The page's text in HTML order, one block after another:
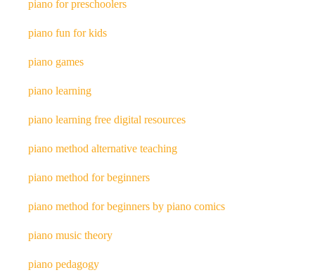
piano for preschoolers
piano fun for kids
piano games
piano learning
piano learning free digital resources
piano method alternative teaching
piano method for beginners
piano method for beginners by piano comics
piano music theory
piano pedagogy